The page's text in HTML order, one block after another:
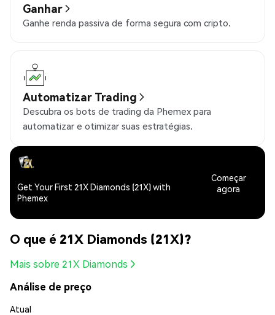
Ganhar
Ganhe renda passiva de forma segura com cripto.
Automatizar Trading
Descubra os bots de trading da Phemex para
automatizar e otimizar suas estratégias.
Get Your First 21X Diamonds (21X) with
Phemex
Começar
agora
O que é 21X Diamonds (21X)?
Mais sobre 21X Diamonds
Análise de preço
Atual